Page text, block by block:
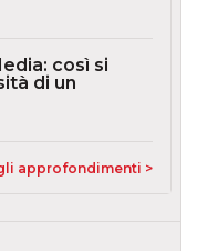
così si
di un
approfondimenti >